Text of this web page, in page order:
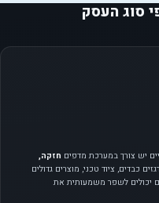
סוג העסק
יש צורך במערכת מדפים חזקה,
כבדים, ציוד טכני, מוצרים גדולים
יכולים לשפר משמעותית את